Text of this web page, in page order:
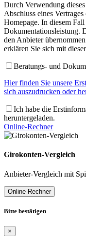
Durch Verwendung
Abschluss eines
Homepage. In diesem
Dokumentationsleistung.
den Anbieter
erklären Sie sich mit
Beratungs- und
Hier finden Sie unsere
sich auszudrucken oder
Ich habe die
heruntergeladen.
Online-Rechner
Girokonten-Vergleich
Anbieter-Vergleich mit
Online-Rechner
Bitte bestätigen
×